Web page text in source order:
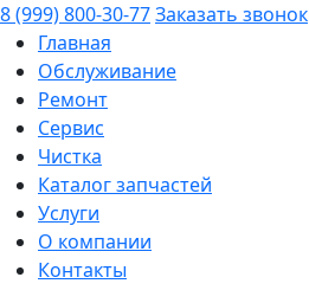
8 (999) 800-30-77Заказать звонок
Главная
Обслуживание
Ремонт
Сервис
Чистка
Каталог запчастей
Услуги
О компании
Контакты